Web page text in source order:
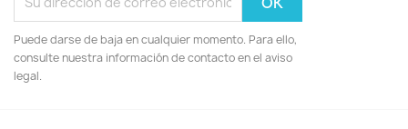
Puede darse de baja en cualquier momento. Para ello,
consulte nuestra información de contacto en el aviso
legal.